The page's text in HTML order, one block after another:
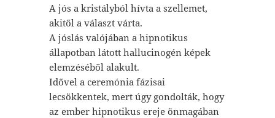
A jós a kristályból hívta a szellemet,
akitől a választ várta.
A jóslás valójában a hipnotikus
állapotban látott hallucinogén képek
elemzéséből alakult.
Idővel a ceremónia fázisai
lecsökkentek, mert úgy gondolták, hogy
az ember hipnotikus ereje önmagában